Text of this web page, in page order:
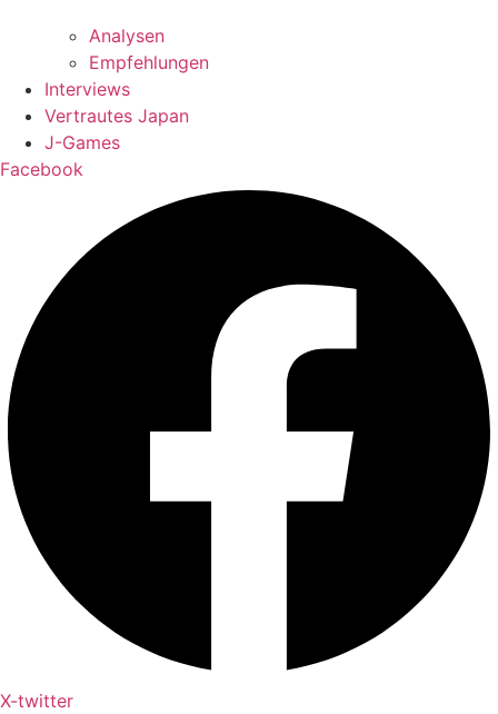
Analysen
Empfehlungen
Interviews
Vertrautes Japan
J-Games
Facebook
X-twitter